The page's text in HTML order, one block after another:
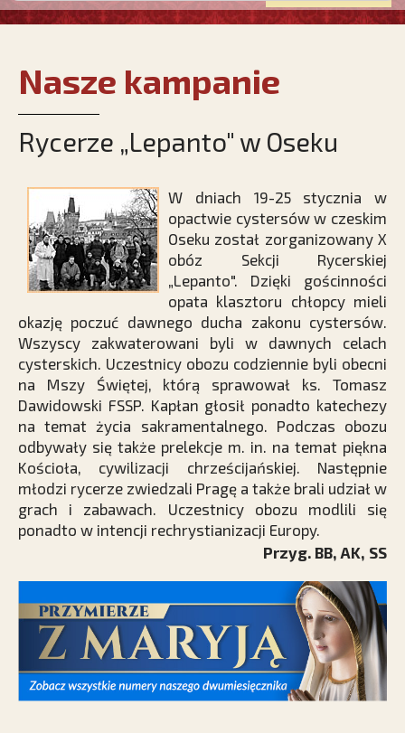
Nasze kampanie
Rycerze „Lepanto" w Oseku
W dniach 19-25 stycznia w
opactwie cystersów w czeskim
Oseku został zorganizowany X
obóz Sekcji Rycerskiej
„Lepanto". Dzięki gościnności
opata klasztoru chłopcy mieli
okazję poczuć dawnego ducha zakonu cystersów.
Wszyscy zakwaterowani byli w dawnych celach
cysterskich. Uczestnicy obozu codziennie byli obecni
na Mszy Świętej, którą sprawował ks. Tomasz
Dawidowski FSSP. Kapłan głosił ponadto katechezy
na temat życia sakramentalnego. Podczas obozu
odbywały się także prelekcje m. in. na temat piękna
Kościoła, cywilizacji chrześcijańskiej. Następnie
młodzi rycerze zwiedzali Pragę a także brali udział w
grach i zabawach. Uczestnicy obozu modlili się
ponadto w intencji rechrystianizacji Europy.
Przyg. BB, AK, SS